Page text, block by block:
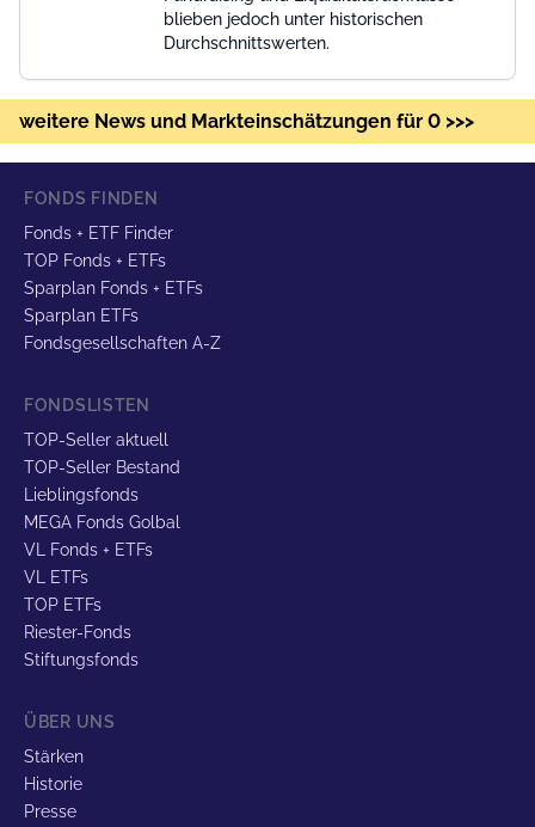
blieben jedoch unter historischen
Durchschnittswerten.
weitere News und Markteinschätzungen für 0 >>>
FONDS FINDEN
Fonds + ETF Finder
TOP Fonds + ETFs
Sparplan Fonds + ETFs
Sparplan ETFs
Fondsgesellschaften A-Z
FONDSLISTEN
TOP-Seller aktuell
TOP-Seller Bestand
Lieblingsfonds
MEGA Fonds Golbal
VL Fonds + ETFs
VL ETFs
TOP ETFs
Riester-Fonds
Stiftungsfonds
ÜBER UNS
Stärken
Historie
Presse